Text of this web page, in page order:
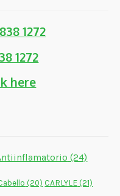
1272
1272
here
(24)
(20) CARLYLE(21)